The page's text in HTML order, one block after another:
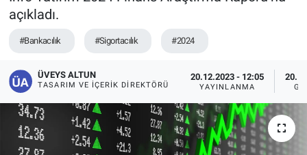
açıkladı.
#Bankacılık #Sigortacılık #2024
ÜVEYS ALTUN
TASARIM VE İÇERIK DIREKTÖRÜ
20.12.2023 - 12:05
YAYINLANMA
Son Dakika Haberleri